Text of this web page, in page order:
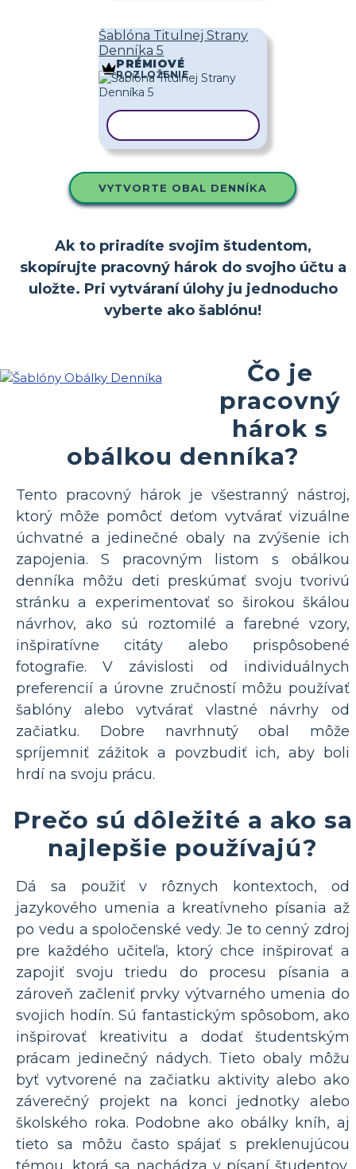
Šablóna Titulnej Strany
Denníka 5
PRÉMIOVÉ
ROZLOŽENIE
VYTVORTE OBAL DENNÍKA
Ak to priradíte svojim študentom,
skopírujte pracovný hárok do svojho účtu a
uložte. Pri vytváraní úlohy ju jednoducho
vyberte ako šablónu!
Čo je
pracovný
hárok s
obálkou denníka?
Tento pracovný hárok je všestranný nástroj,
ktorý môže pomôcť deťom vytvárať vizuálne
úchvatné a jedinečné obaly na zvýšenie ich
zapojenia. S pracovným listom s obálkou
denníka môžu deti preskúmať svoju tvorivú
stránku a experimentovať so širokou škálou
návrhov, ako sú roztomilé a farebné vzory,
inšpiratívne citáty alebo prispôsobené
fotografie. V závislosti od individuálnych
preferencií a úrovne zručností môžu používať
šablóny alebo vytvárať vlastné návrhy od
začiatku. Dobre navrhnutý obal môže
spríjemniť zážitok a povzbudiť ich, aby boli
hrdí na svoju prácu.
Prečo sú dôležité a ako sa
najlepšie používajú?
Dá sa použiť v rôznych kontextoch, od
jazykového umenia a kreatívneho písania až
po vedu a spoločenské vedy. Je to cenný zdroj
pre každého učiteľa, ktorý chce inšpirovať a
zapojiť svoju triedu do procesu písania a
zároveň začleniť prvky výtvarného umenia do
svojich hodín. Sú fantastickým spôsobom, ako
inšpirovať kreativitu a dodať študentským
prácam jedinečný nádych. Tieto obaly môžu
byť vytvorené na začiatku aktivity alebo ako
záverečný projekt na konci jednotky alebo
školského roka. Podobne ako obálky kníh, aj
tieto sa môžu často spájať s preklenujúcou
témou, ktorá sa nachádza v písaní študentov,